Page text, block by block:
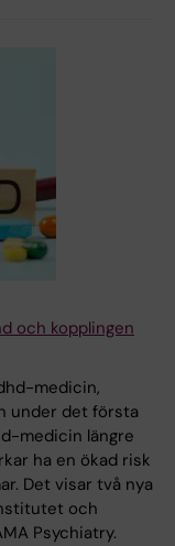
och kopplingen
medicin,
under det första
medicin längre
ha en ökad risk
Det visar två nya
och
Psychiatry.